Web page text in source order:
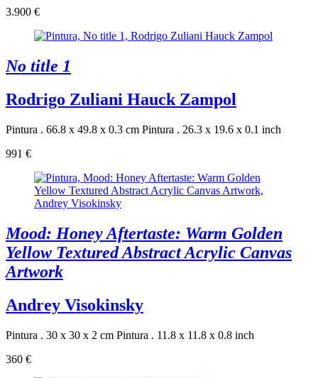
3.900 €
No title 1
Rodrigo Zuliani Hauck Zampol
Pintura . 66.8 x 49.8 x 0.3 cm Pintura . 26.3 x 19.6 x 0.1 inch
991 €
Mood: Honey Aftertaste: Warm Golden
Yellow Textured Abstract Acrylic Canvas
Artwork
Andrey Visokinsky
Pintura . 30 x 30 x 2 cm Pintura . 11.8 x 11.8 x 0.8 inch
360 €